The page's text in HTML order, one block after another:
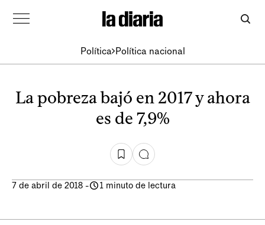
Política Política nacional
La pobreza bajó en 2017 y ahora
es de 7,9%
7 de abril de 2018 - 1 minuto de lectura